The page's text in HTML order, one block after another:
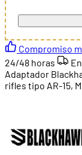
Compromiso
24/48 horas
Adaptador
rifles tipo AR-15,